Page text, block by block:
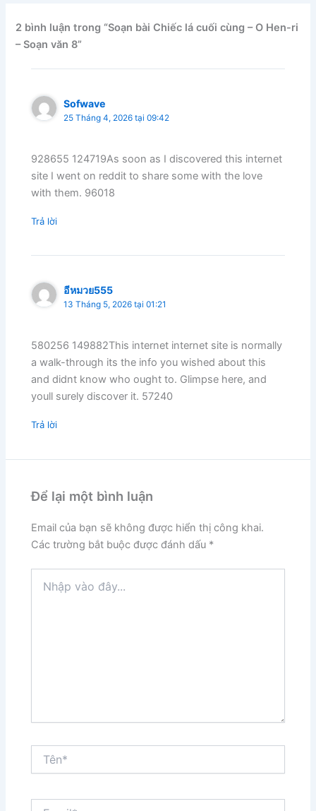
2 bình luận trong “Soạn bài Chiếc lá cuối cùng – O Hen-ri
– Soạn văn 8”
Sofwave
25 Tháng 4, 2026 tại 09:42
928655 124719As soon as I discovered this internet
site I went on reddit to share some with the love
with them. 96018
Trả lời
อีหมวย555
13 Tháng 5, 2026 tại 01:21
580256 149882This internet internet site is normally
a walk-through its the info you wished about this
and didnt know who ought to. Glimpse here, and
youll surely discover it. 57240
Trả lời
Để lại một bình luận
Email của bạn sẽ không được hiển thị công khai.
Các trường bắt buộc được đánh dấu *
vào